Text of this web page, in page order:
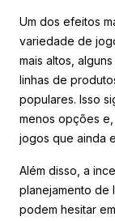
Um dos efeitos
variedade de
mais altos,
linhas de
populares. Isso
menos opções
jogos que ainda
Além disso, a
planejamento de
podem hesitar